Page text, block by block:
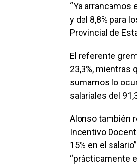
“Ya arrancamos
y del 8,8% para
Provincial de
El referente
23,3%, mientras
sumamos lo
salariales del
Alonso también
Incentivo
15% en el
“prácticamente